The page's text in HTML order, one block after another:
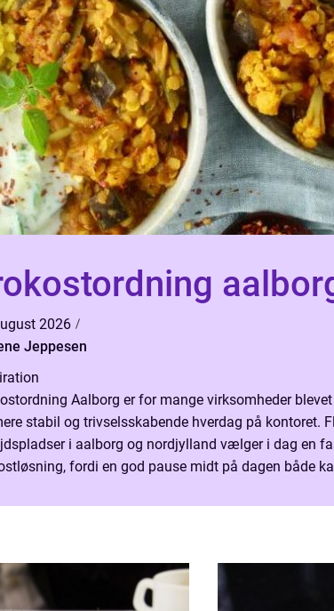
2026
Jeppesen
Aalborg er for mange virksomheder
stabil og trivselsskabende hverdag på kontoret.
i aalborg og nordjylland vælger i dag en
fordi en god pause midt på dagen både
energi i løbet...